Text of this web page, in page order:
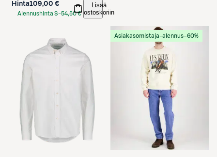
Hinta109,00 €
Alennushinta S-54,50 €
Lisää
ostoskoriin
Asiakasomistaja-alennus−60%